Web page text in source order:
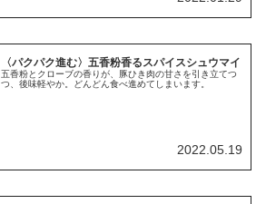
〈パクパク進む〉五香粉香るスパイスシュウマイ
五香粉とクローブの香りが、豚ひき肉の甘さを引き立てつ
つ、後味軽やか。どんどん食べ進めてしまいます。
2022.05.19